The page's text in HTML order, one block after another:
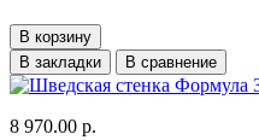
В корзину
В закладки
В сравнение
8 970.00 р.